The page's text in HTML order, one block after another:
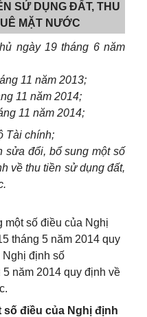
SỬ DỤNG ĐẤT, THU
MẶT NƯỚC
ngày 19 tháng 6 năm
11 năm 2013;
11 năm 2014;
11 năm 2014;
Tài chính;
sửa đổi, bổ sung một số
về thu tiền sử dụng đất,
một số điều của Nghị
tháng 5 năm 2014 quy
Nghị định số
năm 2014 quy định về
điều của Nghị định